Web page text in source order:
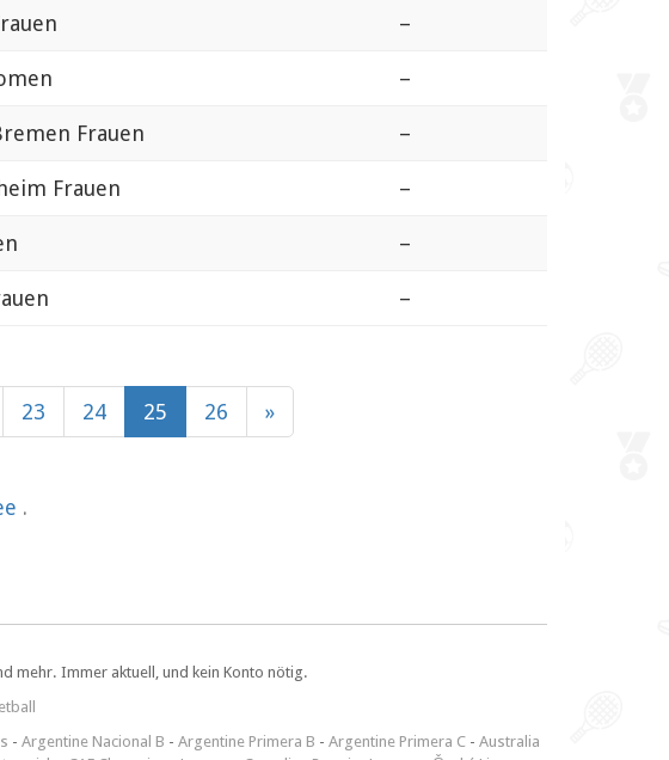
–
–
Frauen –
Frauen –
–
–
23 24 25 26 »
.
mehr. Immer aktuell, und kein Konto nötig.
- Argentine Nacional B - Argentine Primera B - Argentine Primera C - Australia